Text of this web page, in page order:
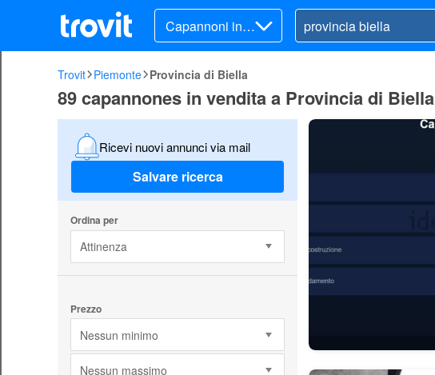
Capannoni in v
endita
Trovit Piemonte Provincia di Biella
89 capannones in vendita a Provincia di Biella
Ricevi nuovi annunci via mail
Salvare ricerca
Ordina per
Attinenza
Prezzo
Nessun minimo
Nessun massimo